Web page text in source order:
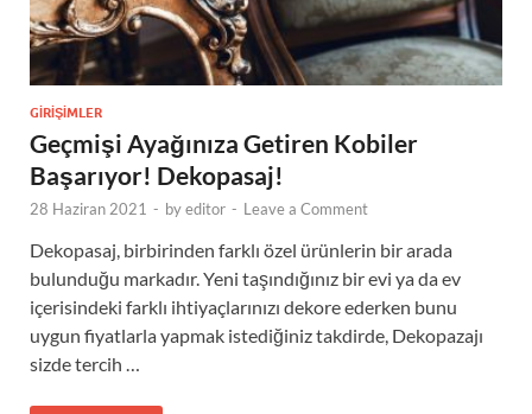
GIRIŞIMLER
Geçmişi Ayağınıza Getiren Kobiler
Başarıyor! Dekopasaj!
28 Haziran 2021 - byeditor - Leave a Comment
Dekopasaj, birbirinden farklı özel ürünlerin bir arada
bulunduğu markadır. Yeni taşındığınız bir evi ya da ev
içerisindeki farklı ihtiyaçlarınızı dekore ederken bunu
uygun fiyatlarla yapmak istediğiniz takdirde, Dekopazajı
sizde tercih …